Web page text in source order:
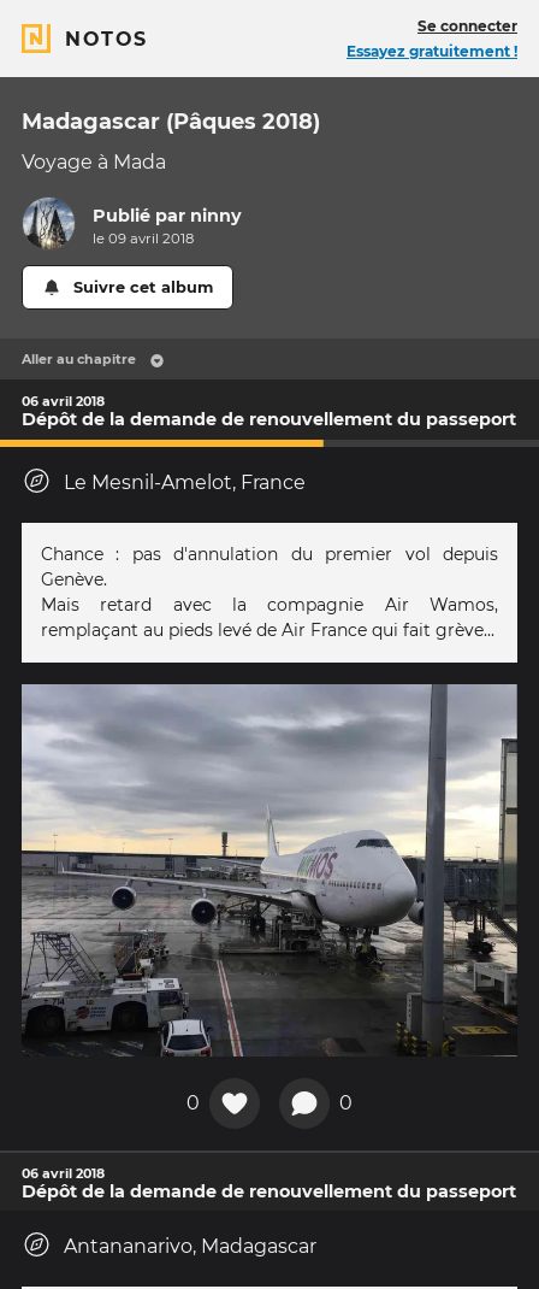
NOTOS
Se connecter
Essayez gratuitement !
Madagascar (Pâques 2018)
Voyage à Mada
Publié par ninny
le 09 avril 2018
Suivre cet album
Aller au chapitre
06 avril 2018
Dépôt de la demande de renouvellement du passeport
Le Mesnil-Amelot, France
Chance : pas d'annulation du premier vol depuis
Genève.
Mais retard avec la compagnie Air Wamos,
remplaçant au pieds levé de Air France qui fait grève...
0 0
06 avril 2018
Dépôt de la demande de renouvellement du passeport
Antananarivo, Madagascar